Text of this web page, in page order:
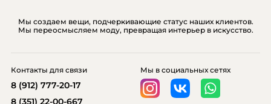
У нас представлен широкий ассортимент
стульев, подходящих как для использования в
легко приобрести нужные стулья у нас.
Мы создаем вещи, подчеркивающие статус наших клиентов.
Мы переосмысляем моду, превращая интерьер в искусство.
Мы в социальных сетях
Контакты для связи
8 (912) 777-20-17
8 (351) 22-00-667